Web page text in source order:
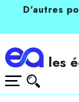
D’autres
les